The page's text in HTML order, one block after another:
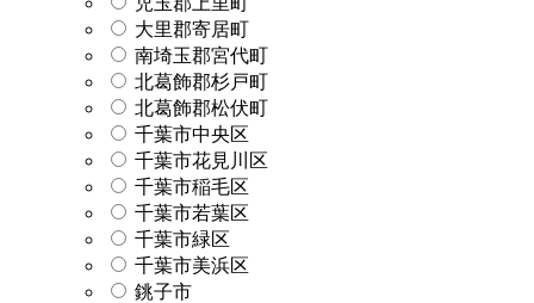
大里郡寄居町
南埼玉郡宮代町
北葛飾郡杉戸町
北葛飾郡松伏町
千葉市中央区
千葉市花見川区
千葉市稲毛区
千葉市若葉区
千葉市緑区
千葉市美浜区
銚子市